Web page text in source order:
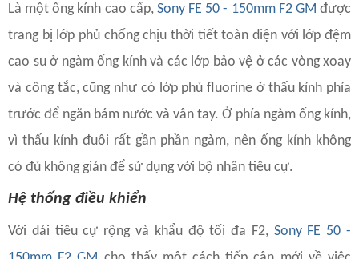
Là một ống kính cao cấp, Sony FE 50 - 150mm F2 GM được
trang bị lớp phủ chống chịu thời tiết toàn diện với lớp đệm
cao su ở ngàm ống kính và các lớp bảo vệ ở các vòng xoay
và công tắc, cũng như có lớp phủ fluorine ở thấu kính phía
trước để ngăn bám nước và vân tay. Ở phía ngàm ống kính,
vì thấu kính đuôi rất gần phần ngàm, nên ống kính không
có đủ không giản để sử dụng với bộ nhân tiêu cự.
Hệ thống điều khiển
Với dải tiêu cự rộng và khẩu độ tối đa F2, Sony FE 50 -